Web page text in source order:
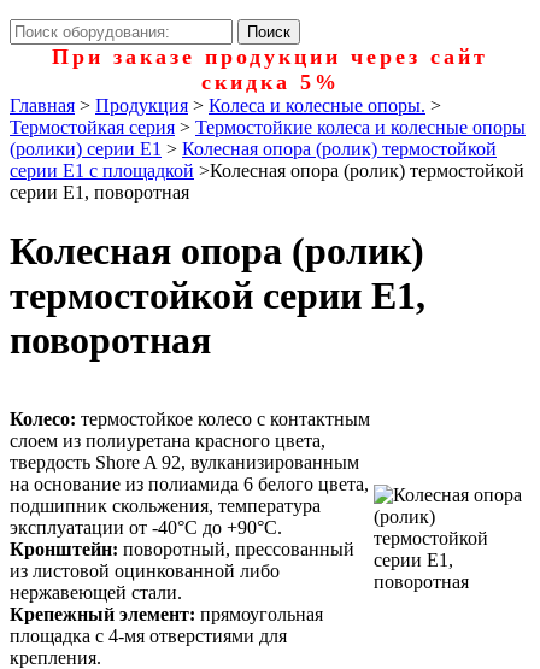
При заказе продукции через сайт
скидка 5%
Главная > Продукция > Колеса и колесные опоры. >
Термостойкая серия > Термостойкие колеса и колесные опоры
(ролики) серии Е1 > Колесная опора (ролик) термостойкой
серии Е1 с площадкой >Колесная опора (ролик) термостойкой
серии Е1, поворотная
Колесная опора (ролик)
термостойкой серии Е1,
поворотная
Колесо: термостойкое колесо с контактным
слоем из полиуретана красного цвета,
твердость Shore A 92, вулканизированным
на основание из полиамида 6 белого цвета,
подшипник скольжения, температура
эксплуатации от -40°С до +90°С.
Кронштейн: поворотный, прессованный
из листовой оцинкованной либо
нержавеющей стали.
Крепежный элемент: прямоугольная
площадка с 4-мя отверстиями для
крепления.